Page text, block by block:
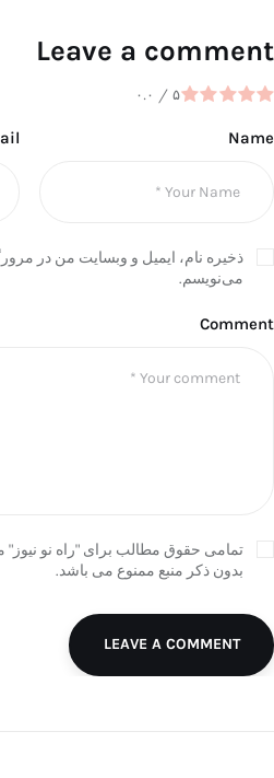
Leave a comment
۰.۰ / ۵
Name
ذخیره نام، ایمیل و وبسایت من در
می‌نویسم.
Comment
تمامی حقوق مطالب برای "راه نو
بدون ذکر منبع ممنوع می باشد.
LEAVE A COMMENT